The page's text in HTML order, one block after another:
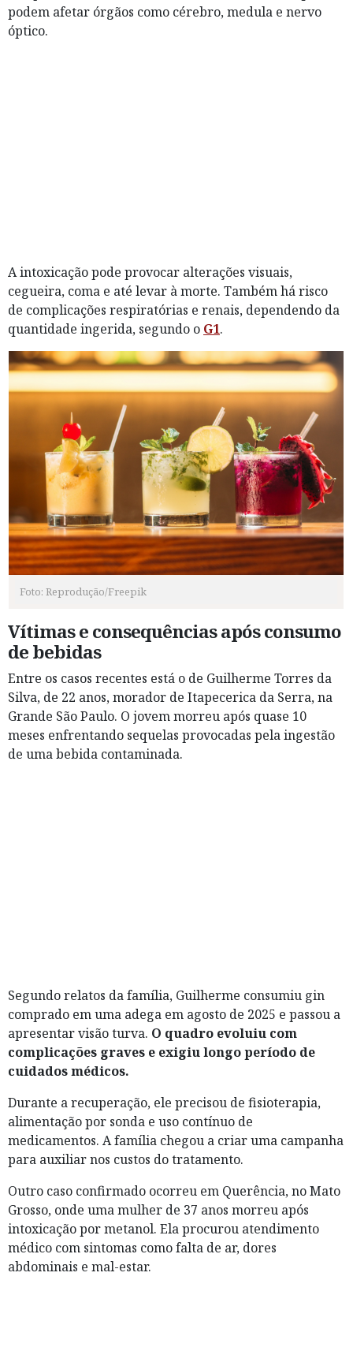
podem afetar órgãos como cérebro, medula e nervo
óptico.
A intoxicação pode provocar alterações visuais,
cegueira, coma e até levar à morte. Também há risco
de complicações respiratórias e renais, dependendo da
quantidade ingerida, segundo o G1.
Foto: Reprodução/Freepik
Vítimas e consequências após consumo
de bebidas
Entre os casos recentes está o de Guilherme Torres da
Silva, de 22 anos, morador de Itapecerica da Serra, na
Grande São Paulo. O jovem morreu após quase 10
meses enfrentando sequelas provocadas pela ingestão
de uma bebida contaminada.
Segundo relatos da família, Guilherme consumiu gin
comprado em uma adega em agosto de 2025 e passou a
apresentar visão turva. O quadro evoluiu com
complicações graves e exigiu longo período de
cuidados médicos.
Durante a recuperação, ele precisou de fisioterapia,
alimentação por sonda e uso contínuo de
medicamentos. A família chegou a criar uma campanha
para auxiliar nos custos do tratamento.
Outro caso confirmado ocorreu em Querência, no Mato
Grosso, onde uma mulher de 37 anos morreu após
intoxicação por metanol. Ela procurou atendimento
médico com sintomas como falta de ar, dores
abdominais e mal-estar.